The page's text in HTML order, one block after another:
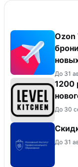
Ozon
До 31
​1200
До 30
До 31